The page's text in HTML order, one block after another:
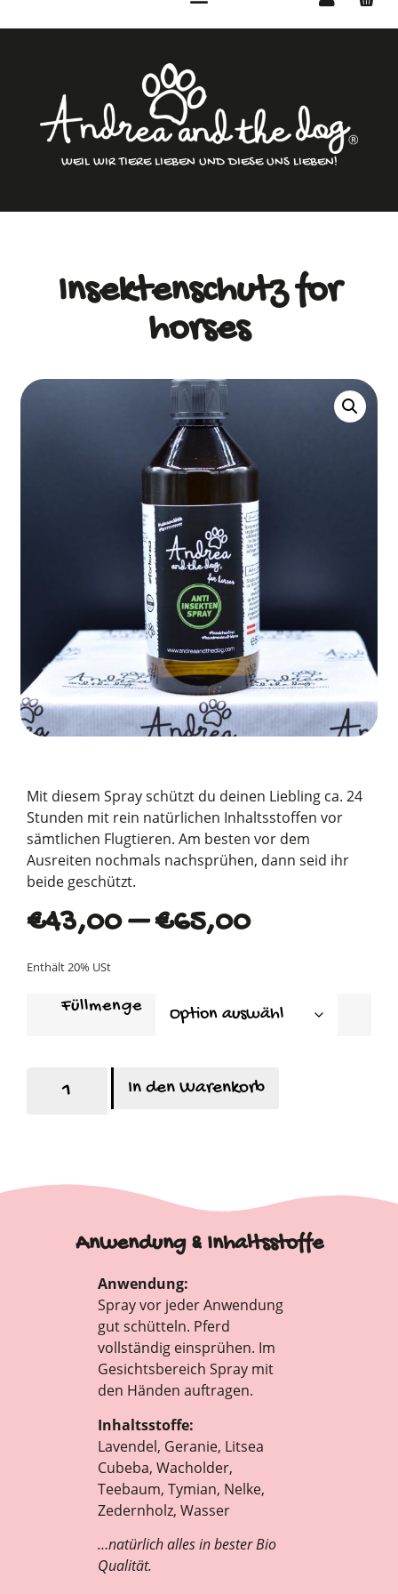
WEIL WIR TIERE LIEBEN UND DIESE UNS LIEBEN!
Insektenschutz for
horses
Mit diesem Spray schützt du deinen Liebling ca. 24
Stunden mit rein natürlichen Inhaltsstoffen vor
sämtlichen Flugtieren. Am besten vor dem
Ausreiten nochmals nachsprühen, dann seid ihr
beide geschützt.
€43,00–€65,00
Enthält 20% USt
Füllmenge
In den Warenkorb
Anwendung & Inhaltsstoffe
Anwendung:
Spray vor jeder Anwendung
gut schütteln. Pferd
vollständig einsprühen. Im
Gesichtsbereich Spray mit
den Händen auftragen.
Inhaltsstoffe:
Lavendel, Geranie, Litsea
Cubeba, Wacholder,
Teebaum, Tymian, Nelke,
Zedernholz, Wasser
…natürlich alles in bester Bio
Qualität.